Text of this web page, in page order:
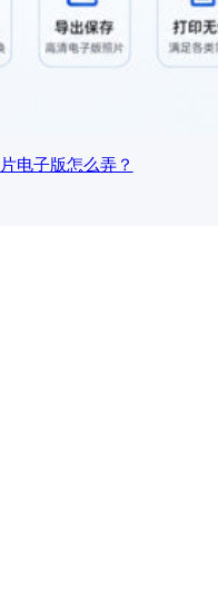
电子版怎么弄？